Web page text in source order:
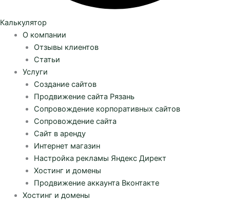
Калькулятор
О компании
Отзывы клиентов
Статьи
Услуги
Создание сайтов
Продвижение сайта Рязань
Сопровождение корпоративных сайтов
Сопровождение сайта
Сайт в аренду
Интернет магазин
Настройка рекламы Яндекс Директ
Хостинг и домены
Продвижение аккаунта Вконтакте
Хостинг и домены